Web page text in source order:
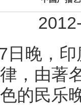
晚，印
，由著
的民乐